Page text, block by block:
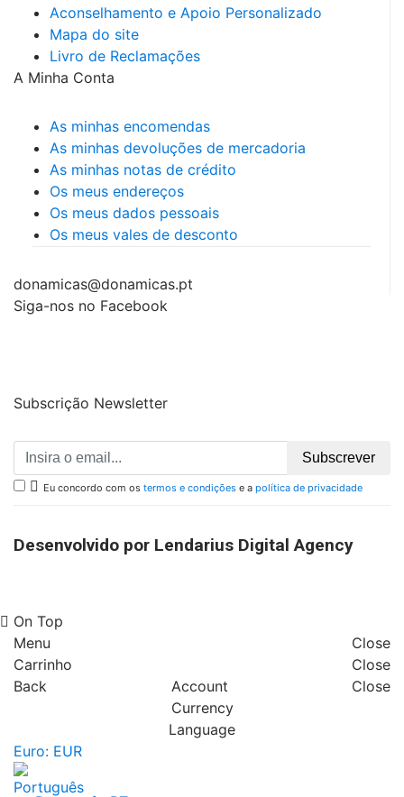
Aconselhamento e Apoio Personalizado
Mapa do site
Livro de Reclamações
A Minha Conta
As minhas encomendas
As minhas devoluções de mercadoria
As minhas notas de crédito
Os meus endereços
Os meus dados pessoais
Os meus vales de desconto
donamicas@donamicas.pt
Siga-nos no Facebook
Subscrição Newsletter
Subscrever
 Eu concordo com os termos e condições e a política de privacidade
Desenvolvido por Lendarius Digital Agency
On Top
Menu
Close
Carrinho
Close
Back
Account
Close
Currency
Language
Euro: EUR